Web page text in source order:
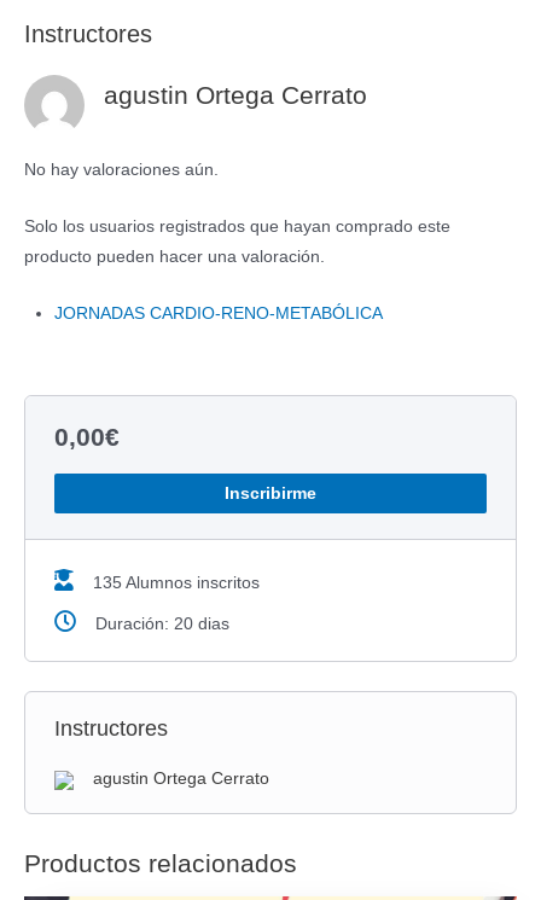
Instructores
agustin Ortega Cerrato
No hay valoraciones aún.
Solo los usuarios registrados que hayan comprado este
producto pueden hacer una valoración.
JORNADAS CARDIO-RENO-METABÓLICA
0,00€
Inscribirme
135 Alumnos inscritos
Duración: 20 dias
Instructores
agustin Ortega Cerrato
Productos relacionados